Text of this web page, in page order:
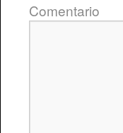
Comentario